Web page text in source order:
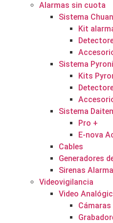
Alarmas sin cuota
Sistema
Kit
Sistema
Kits
Sistema
Pro +
E-nova
Cables
Generadores
Sirenas
Videovigilancia
Video
Cámaras